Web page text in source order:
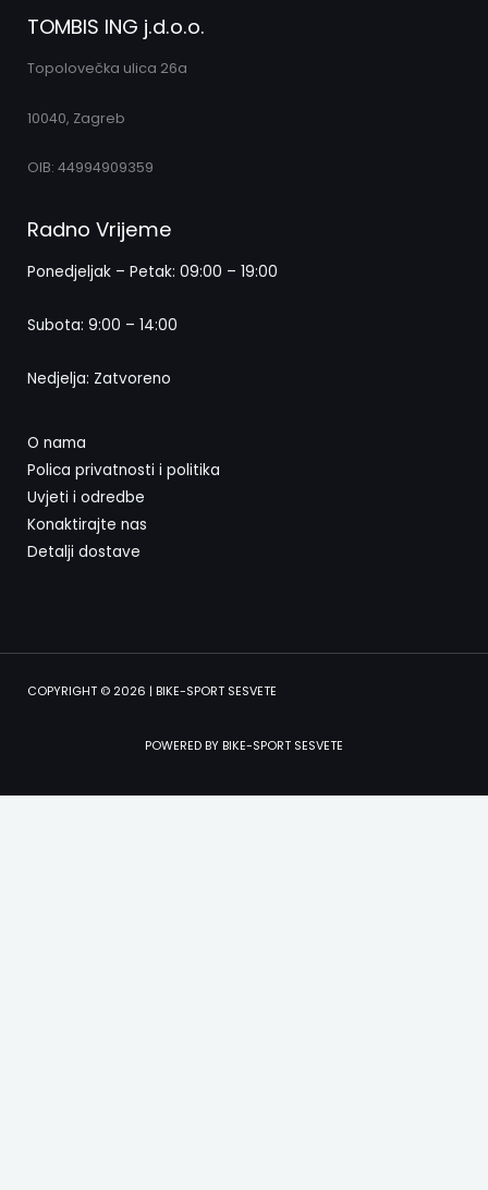
TOMBIS ING j.d.o.o.
Topolovečka ulica 26a
10040, Zagreb
OIB: 44994909359
Radno Vrijeme
Ponedjeljak – Petak: 09:00 – 19:00
Subota: 9:00 – 14:00
Nedjelja: Zatvoreno
O nama
Polica privatnosti i politika
Uvjeti i odredbe
Konaktirajte nas
Detalji dostave
COPYRIGHT © 2026 | BIKE-SPORT SESVETE
POWERED BY BIKE-SPORT SESVETE